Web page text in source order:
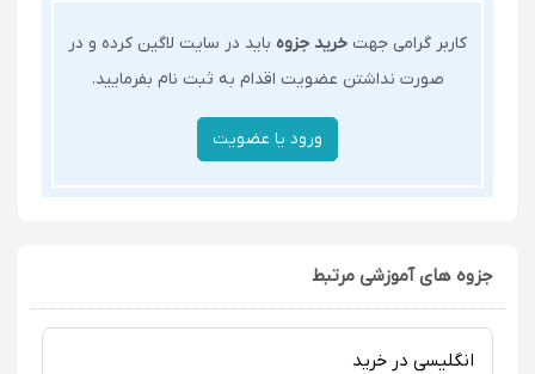
کاربر گرامی جهت خرید جزوه باید در سایت لاگین کرده و در
صورت نداشتن عضویت اقدام به ثبت نام بفرمایید.
جزوه های آموزشی مرتبط
انگلیسی در خرید